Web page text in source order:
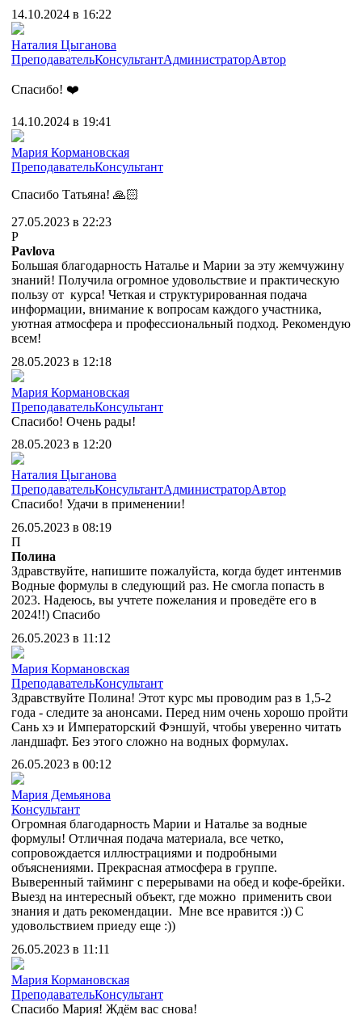
14.10.2024 в 16:22
Наталия Цыганова
ПреподавательКонсультантАдминистраторАвтор
Спасибо! ❤️
14.10.2024 в 19:41
Мария Кормановская
ПреподавательКонсультант
Спасибо Татьяна! 🙏🏻
27.05.2023 в 22:23
P
Pavlova
Большая благодарность Наталье и Марии за эту жемчужину
знаний! Получила огромное удовольствие и практическую
пользу от курса! Четкая и структурированная подача
информации, внимание к вопросам каждого участника,
уютная атмосфера и профессиональный подход. Рекомендую
всем!
28.05.2023 в 12:18
Мария Кормановская
ПреподавательКонсультант
Спасибо! Очень рады!
28.05.2023 в 12:20
Наталия Цыганова
ПреподавательКонсультантАдминистраторАвтор
Спасибо! Удачи в применении!
26.05.2023 в 08:19
П
Полина
Здравствуйте, напишите пожалуйста, когда будет интенмив
Водные формулы в следующий раз. Не смогла попасть в
2023. Надеюсь, вы учтете пожелания и проведёте его в
2024!!) Спасибо
26.05.2023 в 11:12
Мария Кормановская
ПреподавательКонсультант
Здравствуйте Полина! Этот курс мы проводим раз в 1,5-2
года - следите за анонсами. Перед ним очень хорошо пройти
Сань хэ и Императорский Фэншуй, чтобы уверенно читать
ландшафт. Без этого сложно на водных формулах.
26.05.2023 в 00:12
Мария Демьянова
Консультант
Огромная благодарность Марии и Наталье за водные
формулы! Отличная подача материала, все четко,
сопровождается иллюстрациями и подробными
объяснениями. Прекрасная атмосфера в группе.
Выверенный тайминг с перерывами на обед и кофе-брейки.
Выезд на интересный объект, где можно применить свои
знания и дать рекомендации. Мне все нравится :)) С
удовольствием приеду еще :))
26.05.2023 в 11:11
Мария Кормановская
ПреподавательКонсультант
Спасибо Мария! Ждём вас снова!